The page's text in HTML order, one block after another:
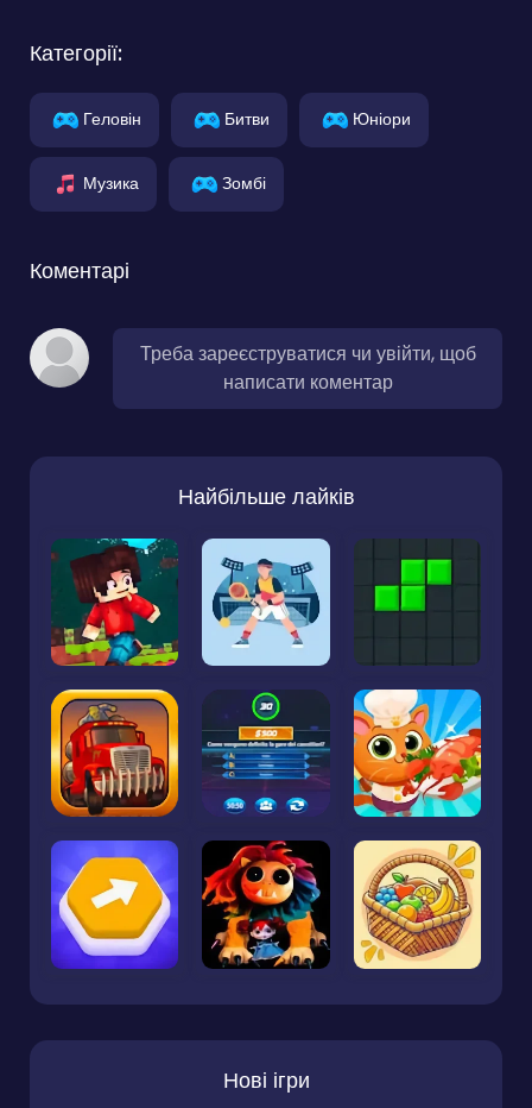
Категорії:
Геловін Битви Юніори
Музика Зомбі
Коментарі
Треба зареєструватися чи увійти, щоб
написати коментар
Найбільше лайків
Нові ігри